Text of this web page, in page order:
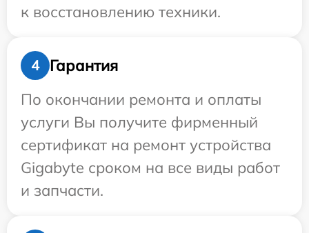
к восстановлению техники.
4
Гарантия
По окончании ремонта и оплаты
услуги Вы получите фирменный
сертификат на ремонт устройства
Gigabyte сроком на все виды работ
и запчасти.